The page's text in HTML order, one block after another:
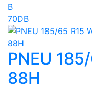
B
70DB
PNEU
88H